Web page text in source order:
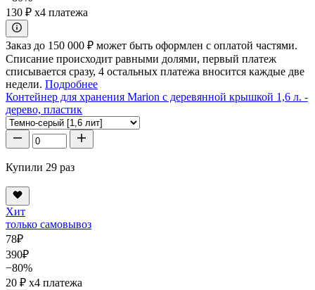
130 ₽ x4 платежа
Заказ до 150 000 ₽ может быть оформлен с оплатой частями.
Списание происходит равными долями, первый платеж
списывается сразу, 4 остальных платежа вносится каждые две
недели. Подробнее
Контейнер для хранения Marion с деревянной крышкой 1,6 л. -
дерево, пластик
Купили 29 раз
Хит
только самовывоз
78₽
390₽
−80%
20 ₽ x4 платежа